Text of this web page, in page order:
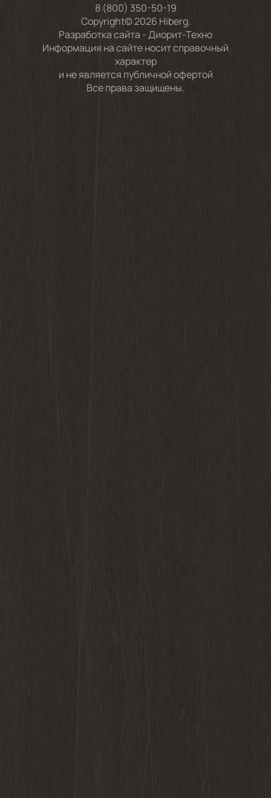
8 (800) 350-50-19
Copyright© 2026 Hiberg.
Разработка сайта -Диорит-Техно
Информация на сайте носит справочный
характер
и не является публичной офертой
Все права защищены.